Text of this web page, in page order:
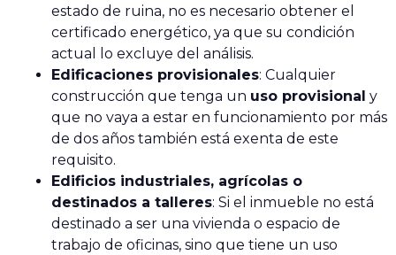
estado de ruina, no es necesario obtener el
certificado energético, ya que su condición
actual lo excluye del análisis.
Edificaciones provisionales: Cualquier
construcción que tenga un uso provisional y
que no vaya a estar en funcionamiento por más
de dos años también está exenta de este
requisito.
Edificios industriales, agrícolas o
destinados a talleres: Si el inmueble no está
destinado a ser una vivienda o espacio de
trabajo de oficinas, sino que tiene un uso